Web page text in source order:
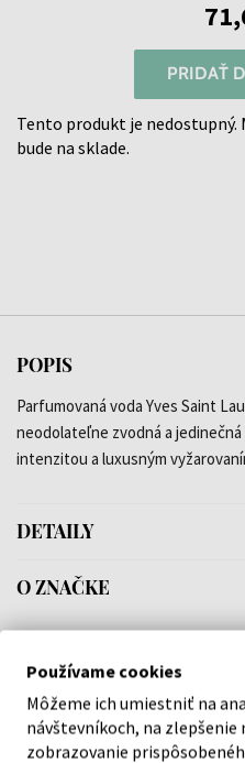
PRIDAŤ
Tento produkt je nedostupný.
bude na sklade.
POPIS
Parfumovaná voda Yves Saint
neodolateľne zvodná a
intenzitou a luxusným
DETAILY
O ZNAČKE
Náš výber na
Používame cookies
Môžeme ich umiestniť na
návštevníkoch, na zlepšenie
zobrazovanie